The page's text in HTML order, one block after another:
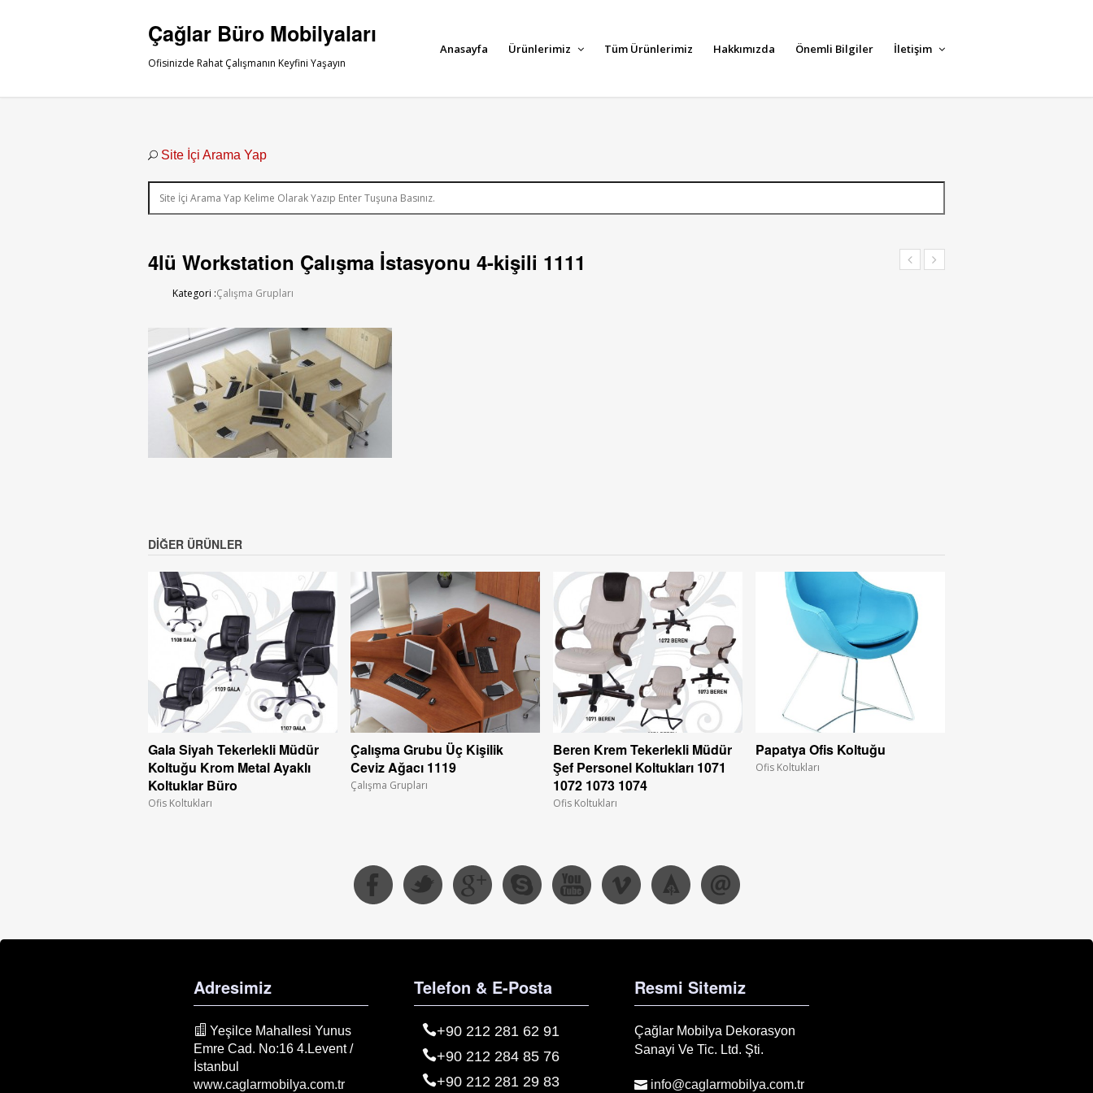
Çağlar Büro Mobilyaları
Ofisinizde Rahat Çalışmanın Keyfini Yaşayın
Anasayfa Ürünlerimiz Tüm Ürünlerimiz Hakkımızda Önemli Bilgiler İletişim
Site İçi Arama Yap
4lü Workstation Çalışma İstasyonu 4-kişili 1111
Kategori :Çalışma Grupları
DIĞER ÜRÜNLER
Gala Siyah Tekerlekli Müdür
Koltuğu Krom Metal Ayaklı
Koltuklar Büro
Ofis Koltukları
Çalışma Grubu Üç Kişilik
Ceviz Ağacı 1119
Çalışma Grupları
Beren Krem Tekerlekli Müdür
Şef Personel Koltukları 1071
1072 1073 1074
Ofis Koltukları
Papatya Ofis Koltuğu
Ofis Koltukları
Adresimiz
Yeşilce Mahallesi Yunus
Emre Cad. No:16 4.Levent /
İstanbul
www.caglarmobilya.com.tr
Telefon & E-Posta
+90 212 281 62 91
+90 212 284 85 76
+90 212 281 29 83
Resmi Sitemiz
Çağlar Mobilya Dekorasyon
Sanayi Ve Tic. Ltd. Şti.
info@caglarmobilya.com.tr